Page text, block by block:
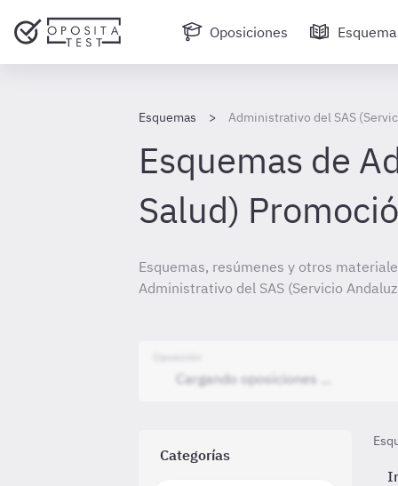
Oposiciones
Esquemas Administrativo del SAS
Esquemas de
Salud)
Esquemas, resúmenes y otros
Administrativo del SAS (Servicio
Categorías